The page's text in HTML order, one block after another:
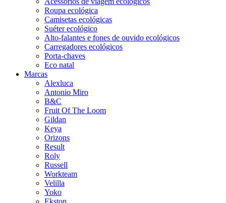
Roupa ecológica
Camisetas ecológicas
Suéter ecológico
Alto-falantes e fones de ouvido ecológicos
Carregadores ecológicos
Porta-chaves
Eco natal
Marcas
Alexluca
Antonio Miro
B&C
Fruit Of The Loom
Gildan
Keya
Orizons
Result
Roly
Russell
Workteam
Velilla
Yoko
Ekston